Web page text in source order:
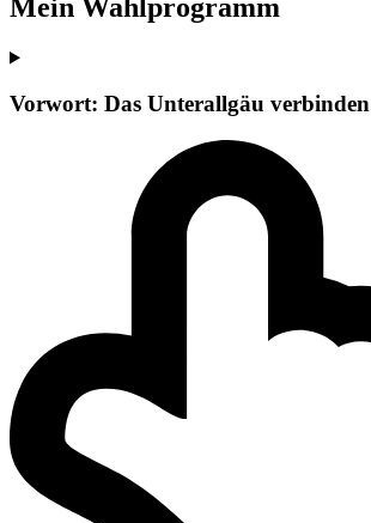
Mein Wahlprogramm
Vorwort: Das Unterallgäu verbinden